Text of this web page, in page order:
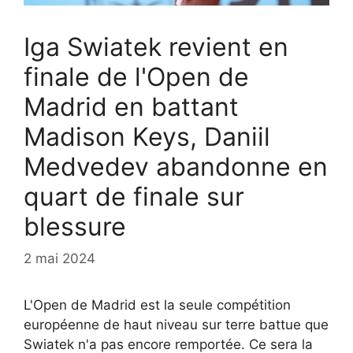
Iga Swiatek revient en
finale de l'Open de
Madrid en battant
Madison Keys, Daniil
Medvedev abandonne en
quart de finale sur
blessure
2 mai 2024
L'Open de Madrid est la seule compétition
européenne de haut niveau sur terre battue que
Swiatek n'a pas encore remportée. Ce sera la